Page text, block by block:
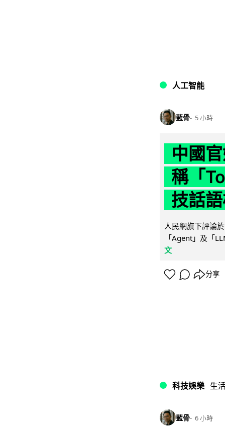
人工智能
藍骨 5 小時
中國
稱「
技話
人民網旗下評論
「Agent」及「
文
分享
科技娛樂 生
藍骨 6 小時